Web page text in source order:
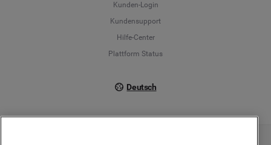
Kunden-Login
Kundensupport
Hilfe-Center
Plattform Status
Deutsch